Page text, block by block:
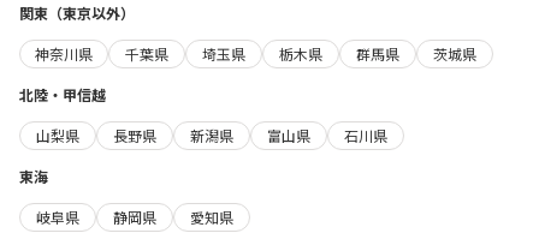
関東（東京以外）
神奈川県
千葉県 埼玉県 栃木県 群馬県
茨城県
北陸・甲信越
山梨県
長野県 新潟県 富山県
石川県
東海
岐阜県
静岡県
愛知県